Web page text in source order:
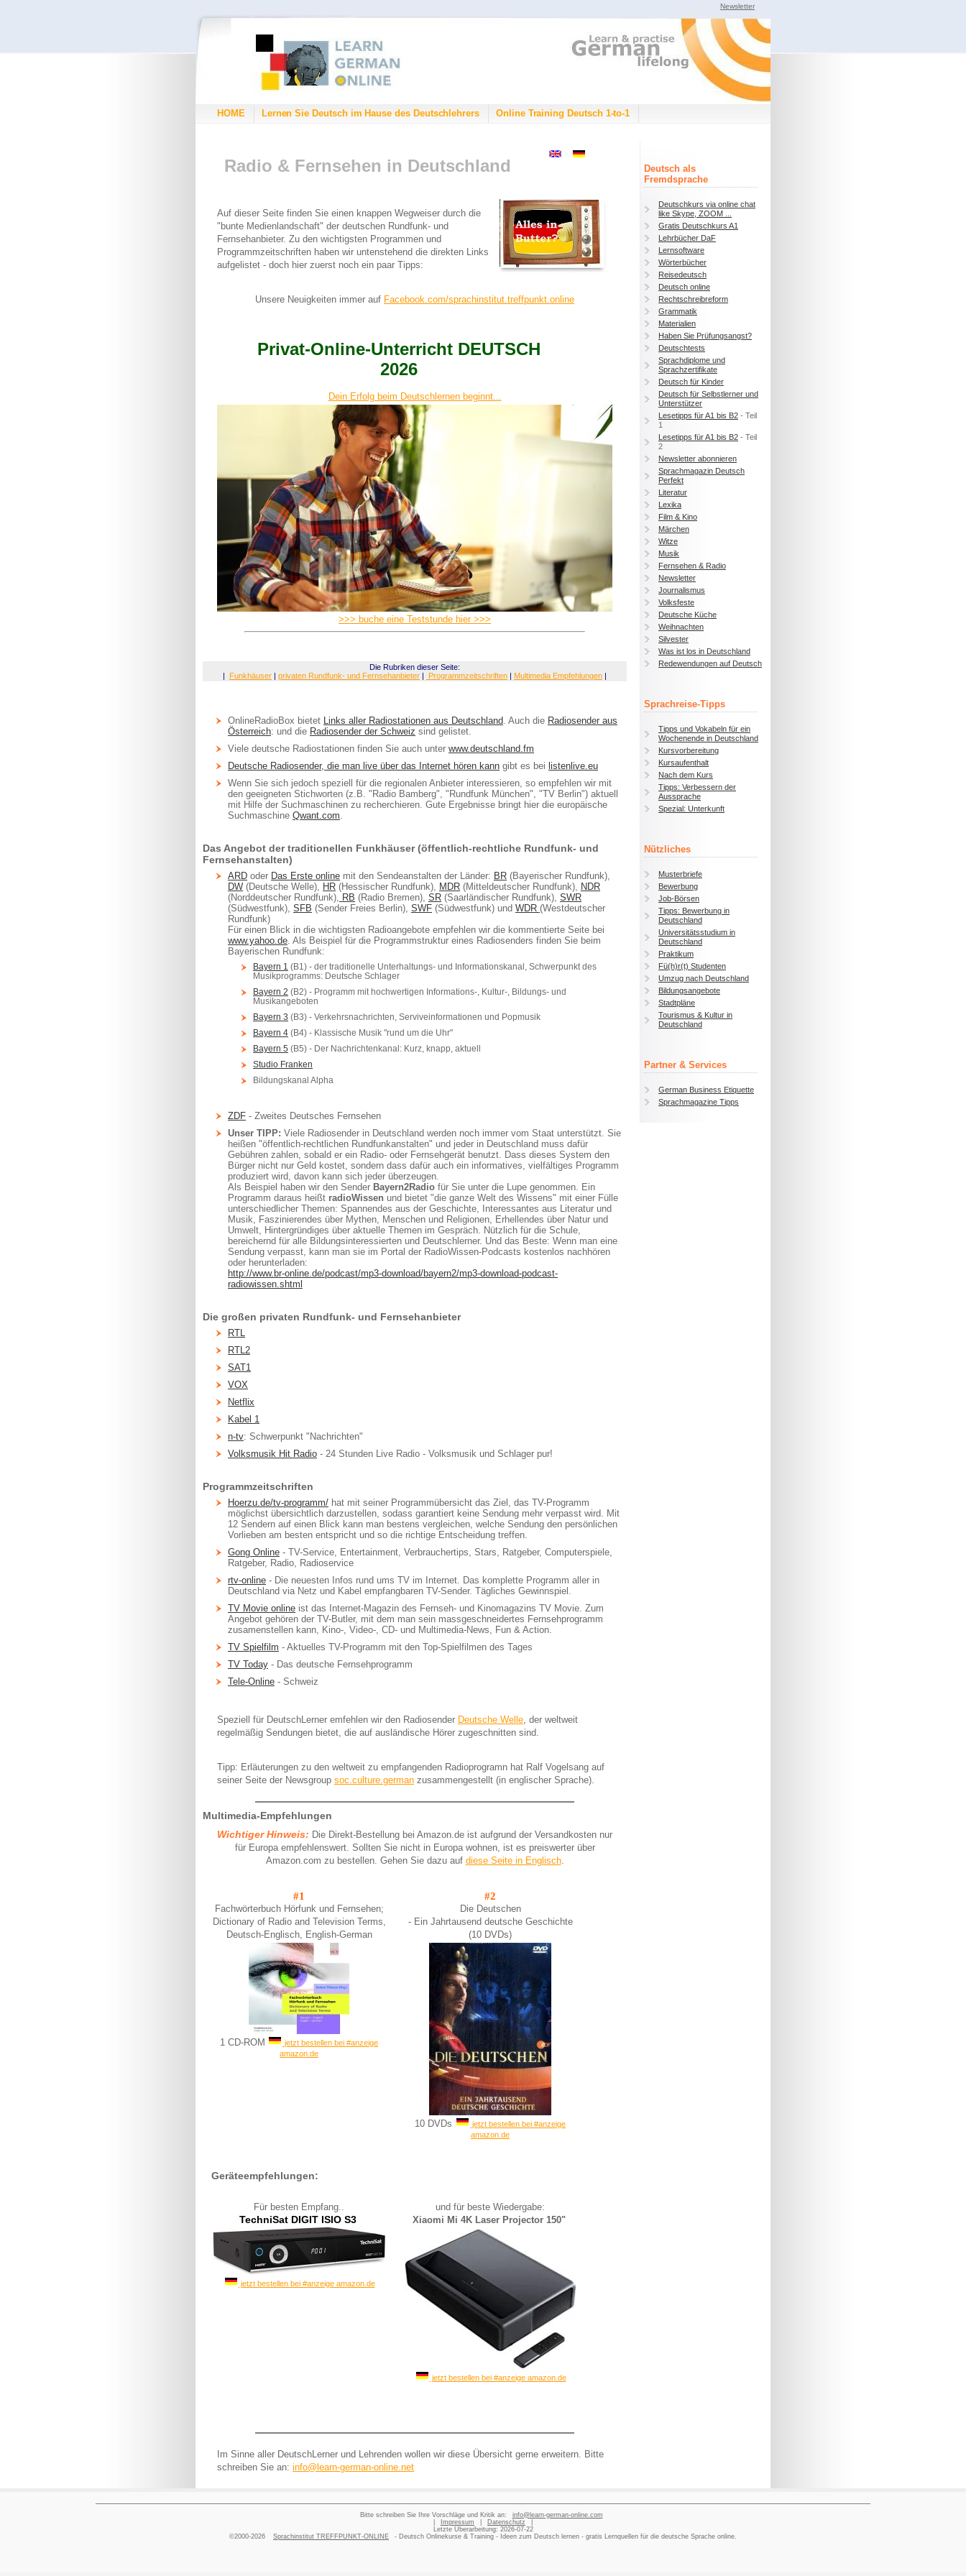
Newsletter
HOME Lernen Sie Deutsch im Hause des Deutschlehrers Online Training Deutsch 1-to-1
Radio & Fernsehen in Deutschland
Auf dieser Seite finden Sie einen knappen Wegweiser durch die
"bunte Medienlandschaft" der deutschen Rundfunk- und
Fernsehanbieter. Zu den wichtigsten Programmen und
Programmzeitschriften haben wir untenstehend die direkten Links
aufgelistet - doch hier zuerst noch ein paar Tipps:
Unsere Neuigkeiten immer auf Facebook.com/sprachinstitut.treffpunkt.online
Privat-Online-Unterricht DEUTSCH
2026
Dein Erfolg beim Deutschlernen beginnt...
>>> buche eine Teststunde hier >>>
Die Rubriken dieser Seite:
| Funkhäuser | privaten Rundfunk- und Fernsehanbieter | Programmzeitschriften | Multimedia Empfehlungen |
OnlineRadioBox bietet Links aller Radiostationen aus Deutschland. Auch die Radiosender aus
Österreich: und die Radiosender der Schweiz sind gelistet.
Viele deutsche Radiostationen finden Sie auch unter www.deutschland.fm
Deutsche Radiosender, die man live über das Internet hören kann gibt es bei listenlive.eu
Wenn Sie sich jedoch speziell für die regionalen Anbieter interessieren, so empfehlen wir mit
den geeigneten Stichworten (z.B. "Radio Bamberg", "Rundfunk München", "TV Berlin") aktuell
mit Hilfe der Suchmaschinen zu recherchieren. Gute Ergebnisse bringt hier die europäische
Suchmaschine Qwant.com.
Das Angebot der traditionellen Funkhäuser (öffentlich-rechtliche Rundfunk- und
Fernsehanstalten)
ARD oder Das Erste online mit den Sendeanstalten der Länder: BR (Bayerischer Rundfunk),
DW (Deutsche Welle), HR (Hessischer Rundfunk), MDR (Mitteldeutscher Rundfunk), NDR
(Norddeutscher Rundfunk), RB (Radio Bremen), SR (Saarländischer Rundfunk), SWR
(Südwestfunk), SFB (Sender Freies Berlin), SWF (Südwestfunk) und WDR (Westdeutscher
Rundfunk)
Für einen Blick in die wichtigsten Radioangebote empfehlen wir die kommentierte Seite bei
www.yahoo.de. Als Beispiel für die Programmstruktur eines Radiosenders finden Sie beim
Bayerischen Rundfunk:
Bayern 1 (B1) - der traditionelle Unterhaltungs- und Informationskanal, Schwerpunkt des
Musikprogramms: Deutsche Schlager
Bayern 2 (B2) - Programm mit hochwertigen Informations-, Kultur-, Bildungs- und
Musikangeboten
Bayern 3 (B3) - Verkehrsnachrichten, Serviveinformationen und Popmusik
Bayern 4 (B4) - Klassische Musik "rund um die Uhr"
Bayern 5 (B5) - Der Nachrichtenkanal: Kurz, knapp, aktuell
Studio Franken
Bildungskanal Alpha
ZDF - Zweites Deutsches Fernsehen
Unser TIPP: Viele Radiosender in Deutschland werden noch immer vom Staat unterstützt. Sie
heißen "öffentlich-rechtlichen Rundfunkanstalten" und jeder in Deutschland muss dafür
Gebühren zahlen, sobald er ein Radio- oder Fernsehgerät benutzt. Dass dieses System den
Bürger nicht nur Geld kostet, sondern dass dafür auch ein informatives, vielfältiges Programm
produziert wird, davon kann sich jeder überzeugen.
Als Beispiel haben wir den Sender Bayern2Radio für Sie unter die Lupe genommen. Ein
Programm daraus heißt radioWissen und bietet "die ganze Welt des Wissens" mit einer Fülle
unterschiedlicher Themen: Spannendes aus der Geschichte, Interessantes aus Literatur und
Musik, Faszinierendes über Mythen, Menschen und Religionen, Erhellendes über Natur und
Umwelt, Hintergründiges über aktuelle Themen im Gespräch. Nützlich für die Schule,
bereichernd für alle Bildungsinteressierten und Deutschlerner. Und das Beste: Wenn man eine
Sendung verpasst, kann man sie im Portal der RadioWissen-Podcasts kostenlos nachhören
oder herunterladen:
http://www.br-online.de/podcast/mp3-download/bayern2/mp3-download-podcast-
radiowissen.shtml
Die großen privaten Rundfunk- und Fernsehanbieter
RTL
RTL2
SAT1
VOX
Netflix
Kabel 1
n-tv: Schwerpunkt "Nachrichten"
Volksmusik Hit Radio - 24 Stunden Live Radio - Volksmusik und Schlager pur!
Programmzeitschriften
Hoerzu.de/tv-programm/ hat mit seiner Programmübersicht das Ziel, das TV-Programm
möglichst übersichtlich darzustellen, sodass garantiert keine Sendung mehr verpasst wird. Mit
12 Sendern auf einen Blick kann man bestens vergleichen, welche Sendung den persönlichen
Vorlieben am besten entspricht und so die richtige Entscheidung treffen.
Gong Online - TV-Service, Entertainment, Verbrauchertips, Stars, Ratgeber, Computerspiele,
Ratgeber, Radio, Radioservice
rtv-online - Die neuesten Infos rund ums TV im Internet. Das komplette Programm aller in
Deutschland via Netz und Kabel empfangbaren TV-Sender. Tägliches Gewinnspiel.
TV Movie online ist das Internet-Magazin des Fernseh- und Kinomagazins TV Movie. Zum
Angebot gehören der TV-Butler, mit dem man sein massgeschneidertes Fernsehprogramm
zusamenstellen kann, Kino-, Video-, CD- und Multimedia-News, Fun & Action.
TV Spielfilm - Aktuelles TV-Programm mit den Top-Spielfilmen des Tages
TV Today - Das deutsche Fernsehprogramm
Tele-Online - Schweiz
Speziell für DeutschLerner emfehlen wir den Radiosender Deutsche Welle, der weltweit
regelmäßig Sendungen bietet, die auf ausländische Hörer zugeschnitten sind.
Tipp: Erläuterungen zu den weltweit zu empfangenden Radioprogramn hat Ralf Vogelsang auf
seiner Seite der Newsgroup soc.culture.german zusammengestellt (in englischer Sprache).
Multimedia-Empfehlungen
Wichtiger Hinweis: Die Direkt-Bestellung bei Amazon.de ist aufgrund der Versandkosten nur
für Europa empfehlenswert. Sollten Sie nicht in Europa wohnen, ist es preiswerter über
Amazon.com zu bestellen. Gehen Sie dazu auf diese Seite in Englisch.
#1
Fachwörterbuch Hörfunk und Fernsehen;
Dictionary of Radio and Television Terms,
Deutsch-Englisch, English-German
1 CD-ROM
jetzt bestellen bei #anzeige
amazon.de
#2
Die Deutschen
- Ein Jahrtausend deutsche Geschichte
(10 DVDs)
10 DVDs
jetzt bestellen bei #anzeige
amazon.de
Geräteempfehlungen:
Für besten Empfang..
TechniSat DIGIT ISIO S3
jetzt bestellen bei #anzeige amazon.de
und für beste Wiedergabe:
Xiaomi Mi 4K Laser Projector 150"
jetzt bestellen bei #anzeige amazon.de
Im Sinne aller DeutschLerner und Lehrenden wollen wir diese Übersicht gerne erweitern. Bitte
schreiben Sie an: info@learn-german-online.net
Deutsch als
Fremdsprache
Deutschkurs via online chat
like Skype, ZOOM ...
Gratis Deutschkurs A1
Lehrbücher DaF
Lernsoftware
Wörterbücher
Reisedeutsch
Deutsch online
Rechtschreibreform
Grammatik
Materialien
Haben Sie Prüfungsangst?
Deutschtests
Sprachdiplome und
Sprachzertifikate
Deutsch für Kinder
Deutsch für Selbstlerner und
Unterstützer
Lesetipps für A1 bis B2 - Teil
1
Lesetipps für A1 bis B2 - Teil
2
Newsletter abonnieren
Sprachmagazin Deutsch
Perfekt
Literatur
Lexika
Film & Kino
Märchen
Witze
Musik
Fernsehen & Radio
Newsletter
Journalismus
Volksfeste
Deutsche Küche
Weihnachten
Silvester
Was ist los in Deutschland
Redewendungen auf Deutsch
Sprachreise-Tipps
Tipps und Vokabeln für ein
Wochenende in Deutschland
Kursvorbereitung
Kursaufenthalt
Nach dem Kurs
Tipps: Verbessern der
Aussprache
Spezial: Unterkunft
Nützliches
Musterbriefe
Bewerbung
Job-Börsen
Tipps: Bewerbung in
Deutschland
Universitätsstudium in
Deutschland
Praktikum
Fü(h)r(t) Studenten
Umzug nach Deutschland
Bildungsangebote
Stadtpläne
Tourismus & Kultur in
Deutschland
Partner & Services
German Business Etiquette
Sprachmagazine Tipps
Bitte schreiben Sie Ihre Vorschläge und Kritik an:
info@learn-german-online.com
Impressum Datenschutz
Letzte Überarbeitung: 2026-07-22
©2000-2026
Sprachinstitut TREFFPUNKT-ONLINE - Deutsch Onlinekurse & Training - Ideen zum Deutsch lernen - gratis Lernquellen für die deutsche Sprache online.